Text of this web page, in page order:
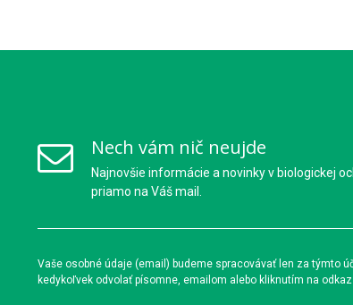
Nech vám nič neujde
Najnovšie informácie a novinky v biologickej
priamo na Váš mail.
Vaše osobné údaje (email) budeme spracovávať len za týmto
kedykoľvek odvolať písomne, emailom alebo kliknutím na